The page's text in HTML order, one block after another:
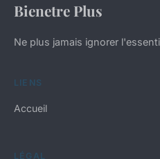
Bienetre Plus
Ne plus jamais ignorer
LIENS
Accueil
LÉGAL